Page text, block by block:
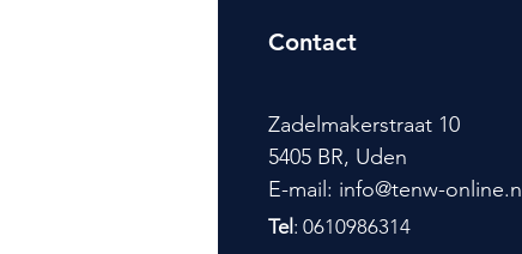
Contact
Zadelmakerstraat 10
5405 BR, Uden
E-mail: info@tenw-online.nl
Tel : 0610986314